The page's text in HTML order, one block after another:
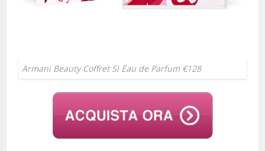
Armani Beauty Coffret Sì Eau de Parfum €128